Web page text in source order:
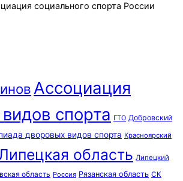
социального спорта России
Ассоциация
спорта ГТО Добровский
дворовых видов спорта Красноярский
область Липецкий
область Россия Рязанская область СК